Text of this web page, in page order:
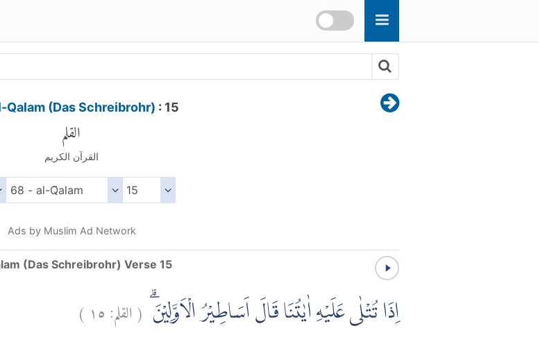
Qalam (Das Schreibrohr) : 15
القلم
القرآن الكريم
Ads by Muslim Ad Network
(Das Schreibrohr) Verse 15
اِذَا تُتْلٰى عَلَيْهِ اٰيٰتُنَا قَالَ اَسَاطِيْرُ الْاَوَّلِيْنَۗ (القلم:١٥ )